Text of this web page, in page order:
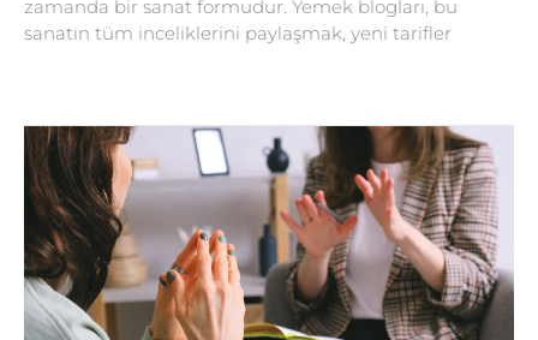
zamanda bir sanat formudur. Yemek blogları, bu
sanatın tüm inceliklerini paylaşmak, yeni tarifler